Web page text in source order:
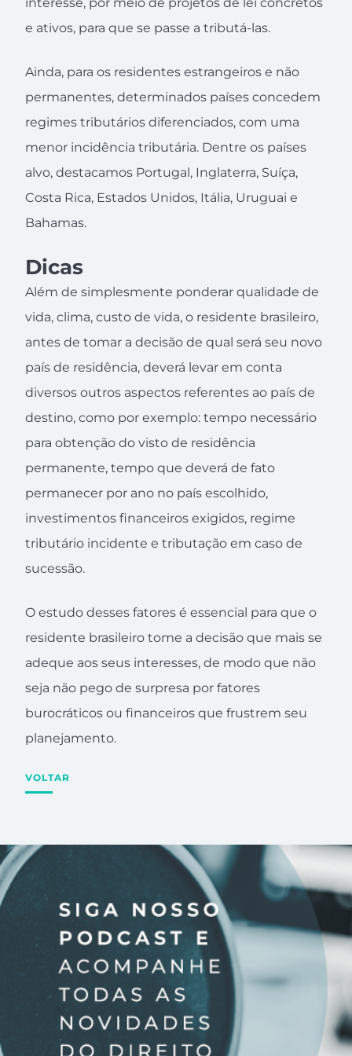
e ativos, para que se passe a tributá-las.
Ainda, para os residentes estrangeiros e não
permanentes, determinados países concedem
regimes tributários diferenciados, com uma
menor incidência tributária. Dentre os países
alvo, destacamos Portugal, Inglaterra, Suíça,
Costa Rica, Estados Unidos, Itália, Uruguai e
Bahamas.
Dicas
Além de simplesmente ponderar qualidade de
vida, clima, custo de vida, o residente brasileiro,
antes de tomar a decisão de qual será seu novo
país de residência, deverá levar em conta
diversos outros aspectos referentes ao país de
destino, como por exemplo: tempo necessário
para obtenção do visto de residência
permanente, tempo que deverá de fato
permanecer por ano no país escolhido,
investimentos financeiros exigidos, regime
tributário incidente e tributação em caso de
sucessão.
O estudo desses fatores é essencial para que o
residente brasileiro tome a decisão que mais se
adeque aos seus interesses, de modo que não
seja não pego de surpresa por fatores
burocráticos ou financeiros que frustrem seu
planejamento.
VOLTAR